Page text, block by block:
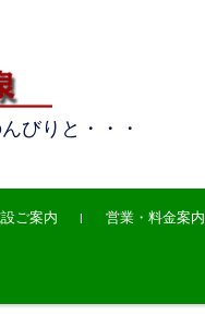
びりと・・・
ご案内 営業・料金案内